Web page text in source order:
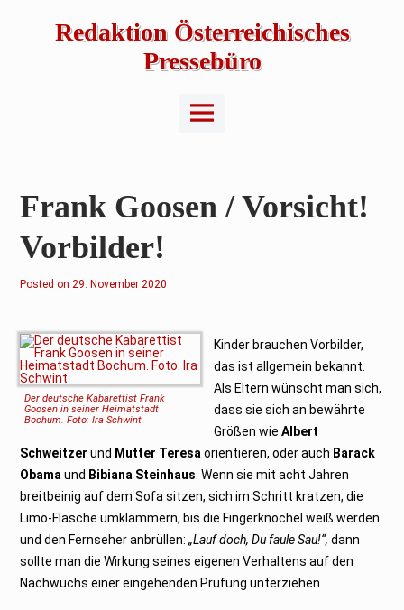
Redaktion Österreichisches
Pressebüro
Main
Menu
Frank Goosen / Vorsicht!
Vorbilder!
Posted on2
o
v
e
m
e
r
2
0
0
29. November 2020
Der deutsche Kabarettist Frank
Goosen in seiner Heimatstadt
Bochum. Foto: Ira Schwint
Kinder brauchen Vorbilder,
das ist allgemein bekannt.
Als Eltern wünscht man sich,
dass sie sich an bewährte
Größen wieAlbert
Schweitzer und Mutter Teresa orientieren, oder auch Barack
Obama und Bibiana Steinhaus . Wenn sie mit acht Jahren
breitbeinig auf dem Sofa sitzen, sich im Schritt kratzen, die
Limo-Flasche umklammern, bis die Fingerknöchel weiß werden
und den Fernseher anbrüllen:„Lauf doch, Du faule Sau!“, dann
sollte man die Wirkung seines eigenen Verhaltens auf den
Nachwuchs einer eingehenden Prüfung unterziehen.